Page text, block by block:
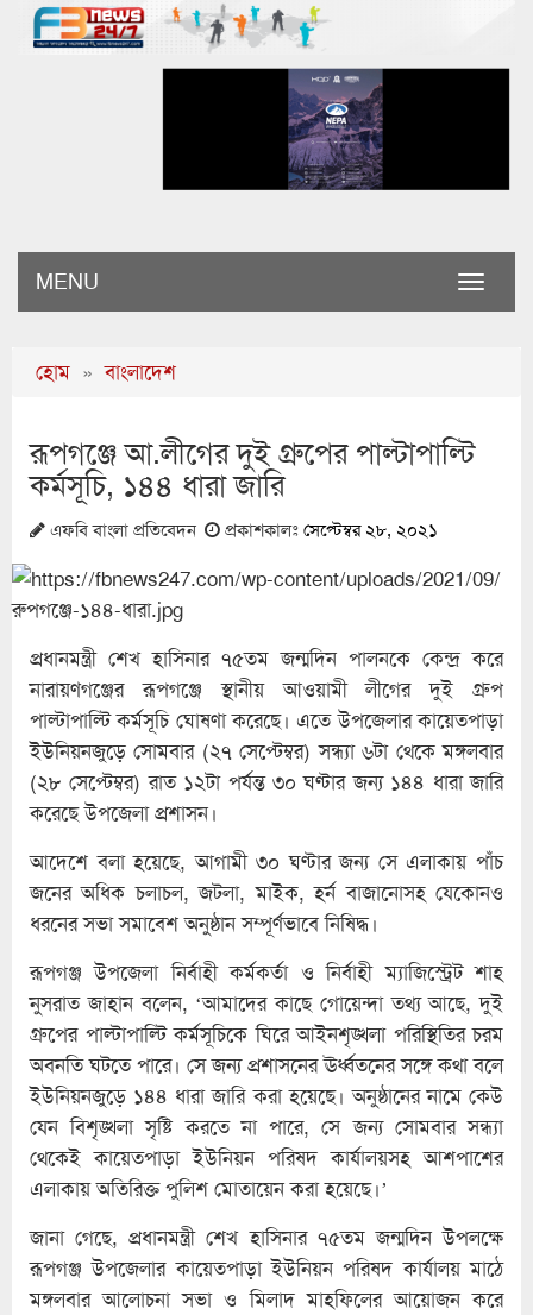
Toggle
MENU
হোম » বাংলাদেশ
রূপগঞ্জে আ.লীগের দুই গ্রুপের পাল্টাপাল্টি
কর্মসূচি, ১৪৪ ধারা জারি
এফবি বাংলা প্রতিবেদন প্রকাশকালঃ সেপ্টেম্বর ২৮, ২০২১
প্রধানমন্ত্রী শেখ হাসিনার ৭৫তম জন্মদিন পালনকে কেন্দ্র করে
নারায়ণগঞ্জের রূপগঞ্জে স্থানীয় আওয়ামী লীগের দুই গ্রুপ
পাল্টাপাল্টি কর্মসূচি ঘোষণা করেছে। এতে উপজেলার কায়েতপাড়া
ইউনিয়নজুড়ে সোমবার (২৭ সেপ্টেম্বর) সন্ধ্যা ৬টা থেকে মঙ্গলবার
(২৮ সেপ্টেম্বর) রাত ১২টা পর্যন্ত ৩০ ঘণ্টার জন্য ১৪৪ ধারা জারি
করেছে উপজেলা প্রশাসন।
আদেশে বলা হয়েছে, আগামী ৩০ ঘণ্টার জন্য সে এলাকায় পাঁচ
জনের অধিক চলাচল, জটলা, মাইক, হর্ন বাজানোসহ যেকোনও
ধরনের সভা সমাবেশ অনুষ্ঠান সম্পূর্ণভাবে নিষিদ্ধ।
রূপগঞ্জ উপজেলা নির্বাহী কর্মকর্তা ও নির্বাহী ম্যাজিস্ট্রেট শাহ
নুসরাত জাহান বলেন, ‘আমাদের কাছে গোয়েন্দা তথ্য আছে, দুই
গ্রুপের পাল্টাপাল্টি কর্মসূচিকে ঘিরে আইনশৃঙ্খলা পরিস্থিতির চরম
অবনতি ঘটতে পারে। সে জন্য প্রশাসনের ঊর্ধ্বতনের সঙ্গে কথা বলে
ইউনিয়নজুড়ে ১৪৪ ধারা জারি করা হয়েছে। অনুষ্ঠানের নামে কেউ
যেন বিশৃঙ্খলা সৃষ্টি করতে না পারে, সে জন্য সোমবার সন্ধ্যা
থেকেই কায়েতপাড়া ইউনিয়ন পরিষদ কার্যালয়সহ আশপাশের
এলাকায় অতিরিক্ত পুলিশ মোতায়েন করা হয়েছে।’
জানা গেছে, প্রধানমন্ত্রী শেখ হাসিনার ৭৫তম জন্মদিন উপলক্ষে
রূপগঞ্জ উপজেলার কায়েতপাড়া ইউনিয়ন পরিষদ কার্যালয় মাঠে
মঙ্গলবার আলোচনা সভা ও মিলাদ মাহফিলের আয়োজন করে